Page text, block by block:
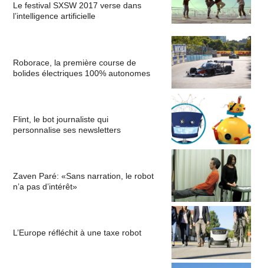
Le festival SXSW 2017 verse dans
l’intelligence artificielle
Roborace, la première course de
bolides électriques 100% autonomes
Flint, le bot journaliste qui
personnalise ses newsletters
Zaven Paré: «Sans narration, le robot
n’a pas d’intérêt»
L’Europe réfléchit à une taxe robot